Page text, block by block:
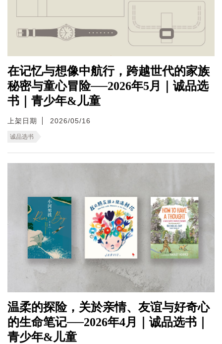
在记忆与想像中航行，跨越世代的家族
秘密与童心冒险──2026年5月｜诚品选
书｜青少年&儿童
上架日期 2026/05/16
诚品选书
温柔的探险，关於亲情、友谊与好奇心
的生命笔记──2026年4月｜诚品选书｜
青少年&儿童